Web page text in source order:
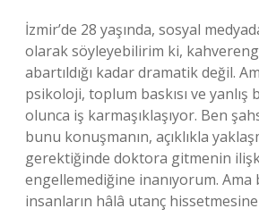
İzmir’de 28 yaşında, sosyal
olarak söyleyebilirim ki,
abartıldığı kadar dramatik değil.
psikoloji, toplum baskısı ve yanlış
olunca iş karmaşıklaşıyor. Ben
bunu konuşmanın, açıklıkla
gerektiğinde doktora gitmenin
engellemediğine inanıyorum. Ama
insanların hâlâ utanç